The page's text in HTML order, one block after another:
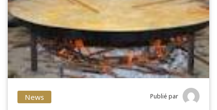
News Publié par